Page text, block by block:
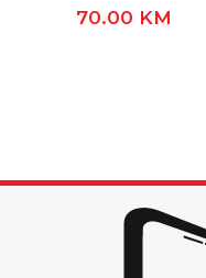
70.00 KM